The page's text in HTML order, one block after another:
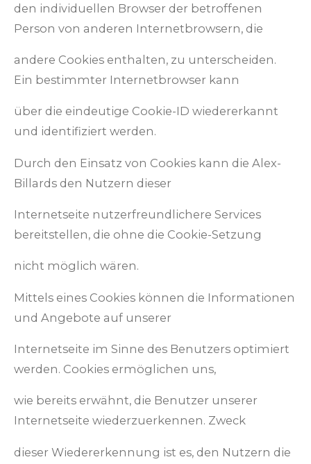
den individuellen Browser der betroffenen
Person von anderen Internetbrowsern, die
andere Cookies enthalten, zu unterscheiden.
Ein bestimmter Internetbrowser kann
über die eindeutige Cookie-ID wiedererkannt
und identifiziert werden.
Durch den Einsatz von Cookies kann die Alex-
Billards den Nutzern dieser
Internetseite nutzerfreundlichere Services
bereitstellen, die ohne die Cookie-Setzung
nicht möglich wären.
Mittels eines Cookies können die Informationen
und Angebote auf unserer
Internetseite im Sinne des Benutzers optimiert
werden. Cookies ermöglichen uns,
wie bereits erwähnt, die Benutzer unserer
Internetseite wiederzuerkennen. Zweck
dieser Wiedererkennung ist es, den Nutzern die